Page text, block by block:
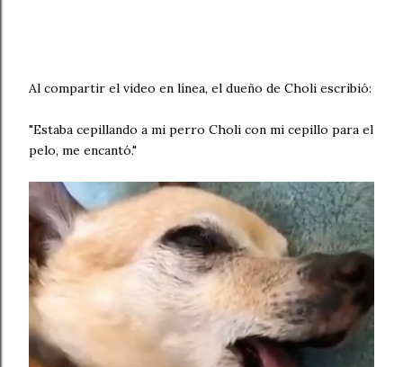
Al compartir el video en línea, el dueño de Choli escribió:
"Estaba cepillando a mi perro Choli con mi cepillo para el
pelo, me encantó."